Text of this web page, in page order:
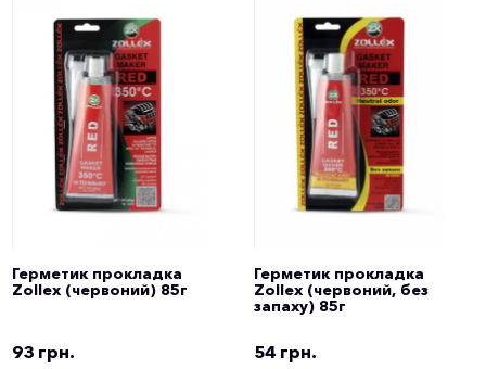
Герметик прокладка
Zollex (червоний) 85г
93 грн.
Герметик прокладка
Zollex (червоний, без
запаху) 85г
54 грн.